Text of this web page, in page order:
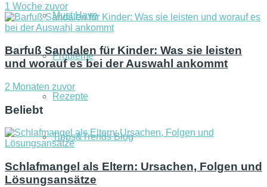
Must Have
Probleme
Rezepte
Tipps&Trends Blog
1 Woche zuvor
Barfuß Sandalen für Kinder: Was sie leisten
und worauf es bei der Auswahl ankommt
2 Monaten zuvor
Beliebt
Schlafmangel als Eltern: Ursachen, Folgen und
Lösungsansätze